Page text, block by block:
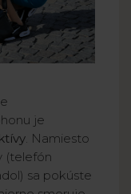
je
. Namiesto
(telefón
sa pokúste